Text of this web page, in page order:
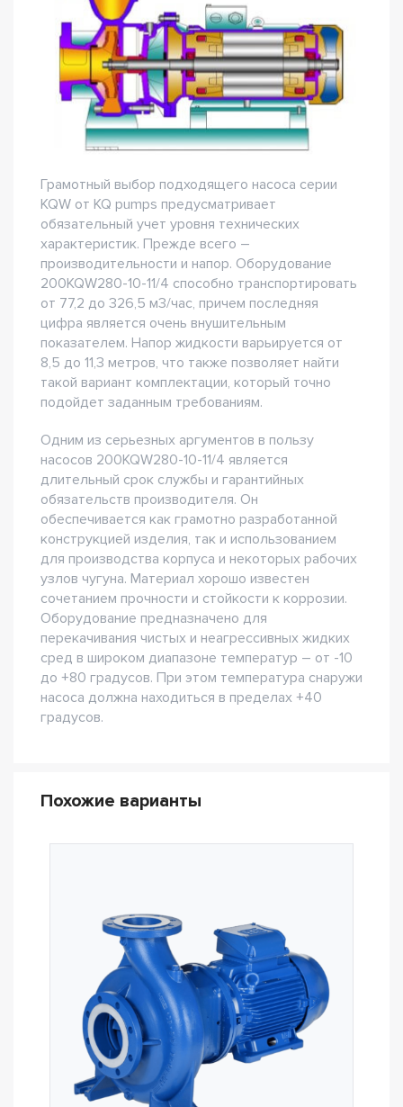
Грамотный выбор подходящего насоса серии
KQW от KQ pumps предусматривает
обязательный учет уровня технических
характеристик. Прежде всего –
производительности и напор. Оборудование
200KQW280-10-11/4 способно транспортировать
от 77,2 до 326,5 м3/час, причем последняя
цифра является очень внушительным
показателем. Напор жидкости варьируется от
8,5 до 11,3 метров, что также позволяет найти
такой вариант комплектации, который точно
подойдет заданным требованиям.
Одним из серьезных аргументов в пользу
насосов 200KQW280-10-11/4 является
длительный срок службы и гарантийных
обязательств производителя. Он
обеспечивается как грамотно разработанной
конструкцией изделия, так и использованием
для производства корпуса и некоторых рабочих
узлов чугуна. Материал хорошо известен
сочетанием прочности и стойкости к коррозии.
Оборудование предназначено для
перекачивания чистых и неагрессивных жидких
сред в широком диапазоне температур – от -10
до +80 градусов. При этом температура снаружи
насоса должна находиться в пределах +40
градусов.
Похожие варианты